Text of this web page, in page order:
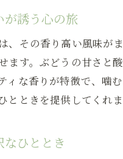
な
誘う心の旅
、その香り高い風味が
ます。ぶどうの甘さと
ィな香りが特徴で、噛
ときを提供してくれま
ひととき